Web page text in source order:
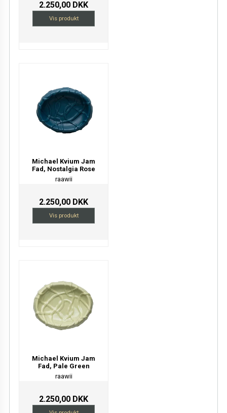
2.250,00 DKK
Vis produkt
Michael Kvium Jam
Fad, Nostalgia Rose
raawii
2.250,00 DKK
Vis produkt
Michael Kvium Jam
Fad, Pale Green
raawii
2.250,00 DKK